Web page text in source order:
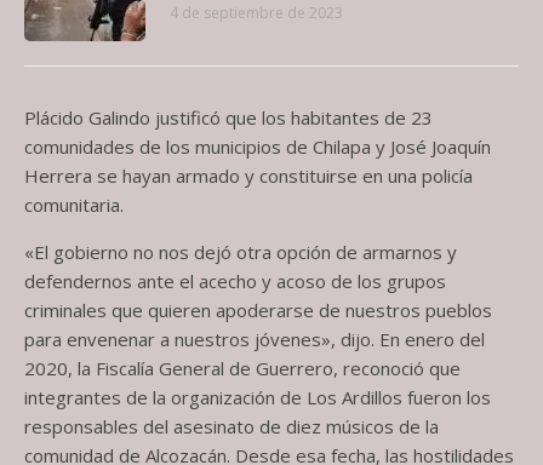
4 de septiembre de 2023
Plácido Galindo justificó que los habitantes de 23
comunidades de los municipios de Chilapa y José Joaquín
Herrera se hayan armado y constituirse en una policía
comunitaria.
«El gobierno no nos dejó otra opción de armarnos y
defendernos ante el acecho y acoso de los grupos
criminales que quieren apoderarse de nuestros pueblos
para envenenar a nuestros jóvenes», dijo. En enero del
2020, la Fiscalía General de Guerrero, reconoció que
integrantes de la organización de Los Ardillos fueron los
responsables del asesinato de diez músicos de la
comunidad de Alcozacán. Desde esa fecha, las hostilidades